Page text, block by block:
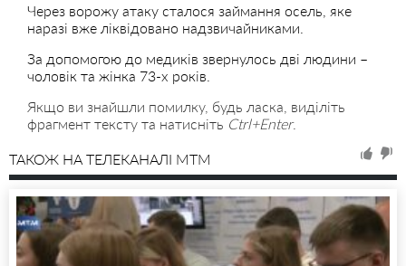
Через ворожу атаку сталося займання осель, яке
наразі вже ліквідовано надзвичайниками.
За допомогою до медиків звернулось дві людини –
чоловік та жінка 73-х років.
Якщо ви знайшли помилку, будь ласка, виділіть
фрагмент тексту та натисніть Ctrl+Enter.
ТАКОЖ НА ТЕЛЕКАНАЛІ MTM